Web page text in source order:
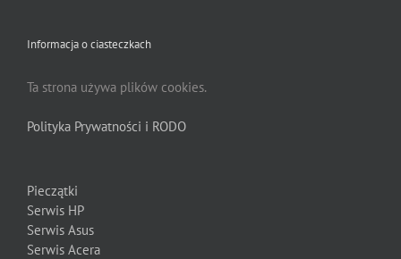
Informacja o ciasteczkach
Ta strona używa plików cookies.
Polityka Prywatności i RODO
Pieczątki
Serwis HP
Serwis Asus
Serwis Acera